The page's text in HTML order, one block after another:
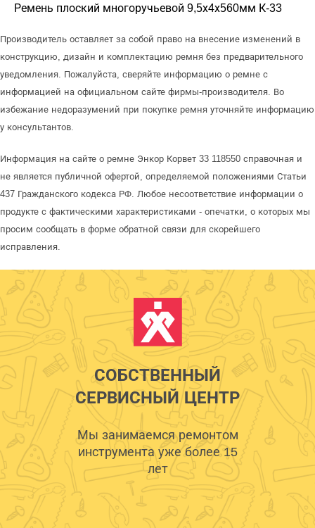
Ремень плоский многоручьевой 9,5х4х560мм К-33
Производитель оставляет за собой право на внесение изменений в
конструкцию, дизайн и комплектацию ремня без предварительного
уведомления. Пожалуйста, сверяйте информацию о ремне с
информацией на официальном сайте фирмы-производителя. Во
избежание недоразумений при покупке ремня уточняйте информацию
у консультантов.
Информация на сайте о ремне Энкор Корвет 33 118550 справочная и
не является публичной офертой, определяемой положениями Статьи
437 Гражданского кодекса РФ. Любое несоответствие информации о
продукте с фактическими характеристиками - опечатки, о которых мы
просим сообщать в форме обратной связи для скорейшего
исправления.
СОБСТВЕННЫЙ
СЕРВИСНЫЙ ЦЕНТР
Мы занимаемся ремонтом
инструмента уже более 15
лет